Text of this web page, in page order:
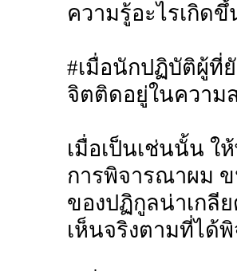
ความรู้อะไรเกิด
#เมื่อนักปฏิบัติผู้ที่
จิตติดอยู่ในความ
เมื่อเป็นเช่นนั้น ใ
การพิจารณาผม
ของปฏิกูลน่าเกลี
เห็นจริงตามที่ได้